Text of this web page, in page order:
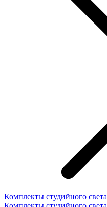
Комплекты студийного света